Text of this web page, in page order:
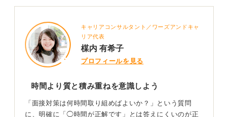
キャリアコンサルタント／ワーズアンドキャ
リア代表
楳内 有希子
プロフィールを見る
時間より質と積み重ねを意識しよう
「面接対策は何時間取り組めばよいか？」という質問
に、明確に「◯時間が正解です」とは答えにくいのが正